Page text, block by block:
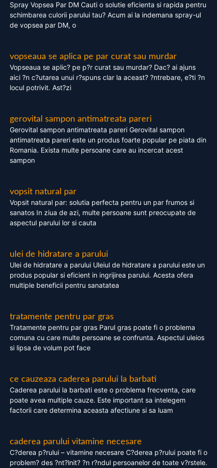
Spray Vopsea Par DM Cauti o solutie eficienta si rapida pentru
schimbarea culorii parului tau? Acum ai la indemana spray-ul
de vopsea par DM, o
vopseaua se aplica pe par curat sau murdar
Vopseaua se aplic? pe p?r curat sau murdar? Dac? ai ajuns
aici ?n c?utarea unui r?spuns clar la aceast? ?ntrebare, e?ti ?n
locul potrivit. Ast?zi
gerovital sampon antimatreata pareri
Gerovital sampon antimatreata pareri Gerovital sampon
antimatreata pareri este un produs foarte popular pe piata din
Romania. Exista multe persoane care au incercat acest
sampon
vopsit natural par
Vopsit natural par: solutia perfecta pentru un par frumos si
sanatos In ziua de azi, multe persoane sunt preocupate de
aspectul parului lor si cauta
ulei de hidratare a parului
Ulei de hidratare a parului Uleiul de hidratare a parului este un
produs popular si eficient in ingrijirea parului. Acesta ofera
multiple beneficii pentru sanatatea
tratamente pentru par gras
Tratamente pentru par gras Parul gras poate fi o problema
comuna cu care multe persoane se confrunta. Aspectul uleios
si lipsa de volum pot face
ce cauzeaza caderea parului la barbati
Caderea parului la barbati este o problema frecventa, care
poate avea multiple cauze. Este important sa intelegem
factorii care determina aceasta afectiune si sa luam
caderea parului vitamine necesare
C?derea p?rului – vitamine necesare C?derea p?rului poate fi o
problem? des ?nt?lnit? ?n r?ndul persoanelor de toate v?rstele.